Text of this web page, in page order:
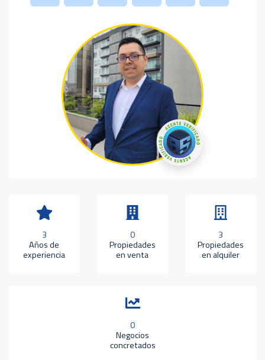
3
Años de
experiencia
0
Propiedades
en venta
3
Propiedades
en alquiler
0
Negocios
concretados